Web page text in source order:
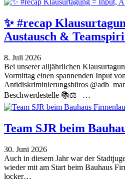
✨ #recap
Austausch &
8. Juli 2026
Bei unserer alljährlichen
Vormittag einen spannenden Input
Antidiskriminierungsbüros
Beschwerdestelle 📚⚖️ –…
Team SJR beim
30. Juni 2026
Auch in diesem Jahr war der
wieder mit am Start beim Bauhaus
locker…